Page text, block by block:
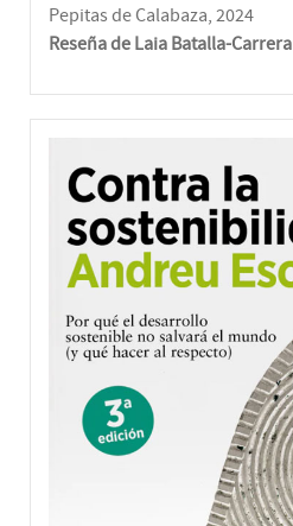
Pepitas de Calabaza, 2024
Reseña de Laia Batalla-Carrera